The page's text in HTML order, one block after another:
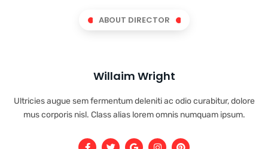
ABOUT DIRECTOR
Willaim Wright
Ultricies augue sem fermentum deleniti ac odio curabitur, dolore
mus corporis nisl. Class alias lorem omnis numquam ipsum.